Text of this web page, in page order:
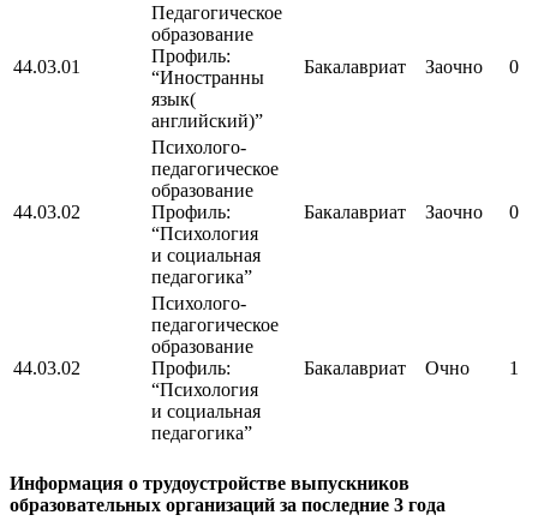
44.03.01
Педагогическое
образование
Профиль:
“Иностранны
язык(
английский)”
Бакалавриат Заочно 0
44.03.02
Психолого-
педагогическое
образование
Профиль:
“Психология
и социальная
педагогика”
Бакалавриат Заочно 0
44.03.02
Психолого-
педагогическое
образование
Профиль:
“Психология
и социальная
педагогика”
Бакалавриат Очно 1
Информация о трудоустройстве выпускников
образовательных организаций за последние 3 года